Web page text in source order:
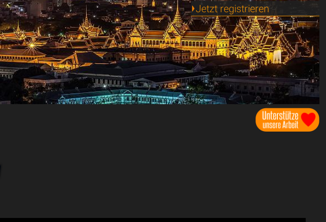
Jetzt registrieren